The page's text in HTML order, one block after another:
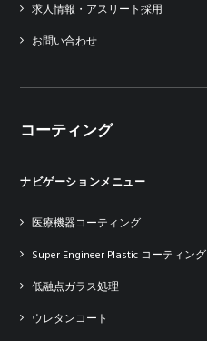
求人情報・アスリート採用
お問い合わせ
コーティング
ナビゲーションメニュー
医療機器コーティング
Super Engineer Plastic コーティング
低融点ガラス処理
ウレタンコート